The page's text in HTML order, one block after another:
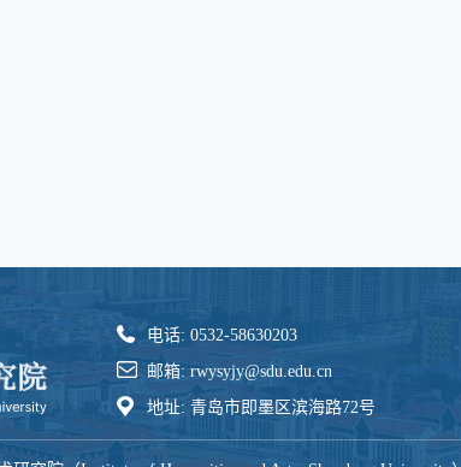
电话: 0532-58630203
邮箱: rwysyjy@sdu.edu.cn
地址: 青岛市即墨区滨海路72号